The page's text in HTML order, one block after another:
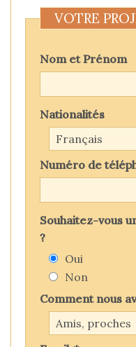
VOTRE
Nom et Prénom
Nationalités
Numéro de
Souhaitez-vous
?
Oui
Non
Comment nous